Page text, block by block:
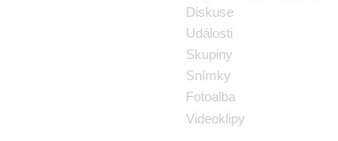
Diskuse
Události
Skupiny
Snímky
Fotoalba
Videoklipy